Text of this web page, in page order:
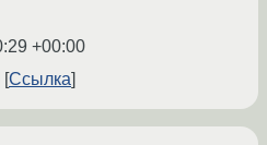
+00:00
Ссылка